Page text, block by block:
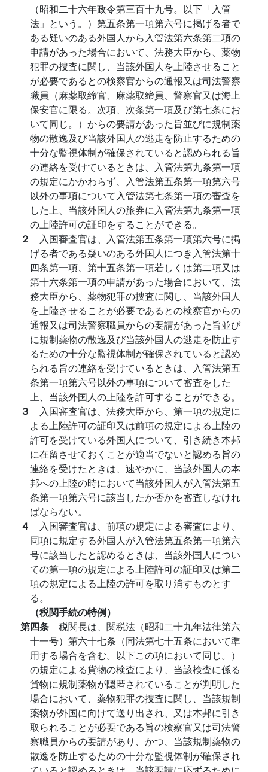
（昭和二十六年政令第三百十九号。以下「入管
法」という。）第五条第一項第六号に掲げる者で
ある疑いのある外国人から入管法第六条第二項の
申請があった場合において、法務大臣から、薬物
犯罪の捜査に関し、当該外国人を上陸させること
が必要であるとの検察官からの通報又は司法警察
職員（麻薬取締官、麻薬取締員、警察官又は海上
保安官に限る。次項、次条第一項及び第七条にお
いて同じ。）からの要請があった旨並びに規制薬
物の散逸及び当該外国人の逃走を防止するための
十分な監視体制が確保されていると認められる旨
の連絡を受けているときは、入管法第九条第一項
の規定にかかわらず、入管法第五条第一項第六号
以外の事項について入管法第七条第一項の審査を
した上、当該外国人の旅券に入管法第九条第一項
の上陸許可の証印をすることができる。
２ 入国審査官は、入管法第五条第一項第六号に掲
げる者である疑いのある外国人につき入管法第十
四条第一項、第十五条第一項若しくは第二項又は
第十六条第一項の申請があった場合において、法
務大臣から、薬物犯罪の捜査に関し、当該外国人
を上陸させることが必要であるとの検察官からの
通報又は司法警察職員からの要請があった旨並び
に規制薬物の散逸及び当該外国人の逃走を防止す
るための十分な監視体制が確保されていると認め
られる旨の連絡を受けているときは、入管法第五
条第一項第六号以外の事項について審査をした
上、当該外国人の上陸を許可することができる。
３ 入国審査官は、法務大臣から、第一項の規定に
よる上陸許可の証印又は前項の規定による上陸の
許可を受けている外国人について、引き続き本邦
に在留させておくことが適当でないと認める旨の
連絡を受けたときは、速やかに、当該外国人の本
邦への上陸の時において当該外国人が入管法第五
条第一項第六号に該当したか否かを審査しなけれ
ばならない。
４ 入国審査官は、前項の規定による審査により、
同項に規定する外国人が入管法第五条第一項第六
号に該当したと認めるときは、当該外国人につい
ての第一項の規定による上陸許可の証印又は第二
項の規定による上陸の許可を取り消すものとす
る。
（税関手続の特例）
第四条 税関長は、関税法（昭和二十九年法律第六
十一号）第六十七条（同法第七十五条において準
用する場合を含む。以下この項において同じ。）
の規定による貨物の検査により、当該検査に係る
貨物に規制薬物が隠匿されていることが判明した
場合において、薬物犯罪の捜査に関し、当該規制
薬物が外国に向けて送り出され、又は本邦に引き
取られることが必要である旨の検察官又は司法警
察職員からの要請があり、かつ、当該規制薬物の
散逸を防止するための十分な監視体制が確保され